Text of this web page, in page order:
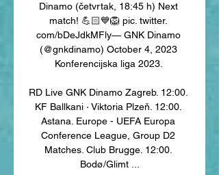
Dinamo (četvrtak, 18:45 h) Next
match! 💪🏻💙🦁 pic. twitter.
com/bDeJdkMFly— GNK Dinamo
(@gnkdinamo) October 4, 2023
Konferencijska liga 2023.
RD Live GNK Dinamo Zagreb. 12:00.
KF Ballkani · Viktoria Plzeň. 12:00.
Astana. Europe - UEFA Europa
Conference League, Group D2
Matches. Club Brugge. 12:00.
Bodø/Glimt ...